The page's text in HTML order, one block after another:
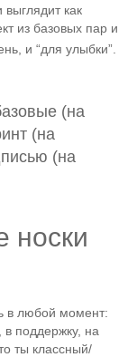
как
из базовых пар и
и “для улыбки”.
(на
(на
(на
носки
в любой момент:
в поддержку, на
ты классный/